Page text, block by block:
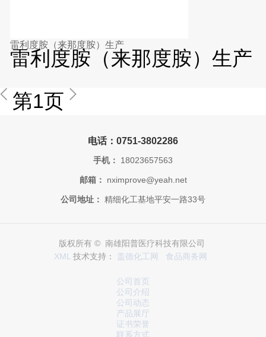
雷利度胺（来那度胺）生产
雷利度胺（来那度胺）生产
第1页
电话：0751-3802286
手机： 18023657563
邮箱： nximprove@yeah.net
公司地址： 精细化工基地平安一路33号
版权所有 © 南雄阳普医疗科技有限公司
XML 技术支持： 盖德化工网 食品商务网
公司首页
公司介绍
公司动态
产品展厅
证书荣誉
联系方式